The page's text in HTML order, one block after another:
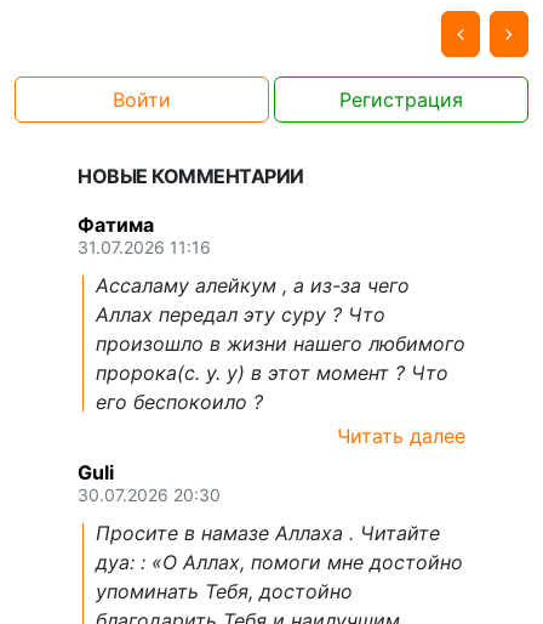
Войти Регистрация
НОВЫЕ КОММЕНТАРИИ
Фатима
31.07.2026 11:16
Ассаламу алейкум , а из-за чего
Аллах передал эту суру ? Что
произошло в жизни нашего любимого
пророка(с. у. у) в этот момент ? Что
его беспокоило ?
Читать далее
Guli
30.07.2026 20:30
Просите в намазе Аллаха . Читайте
дуа: : «О Аллах, помоги мне достойно
упоминать Тебя, достойно